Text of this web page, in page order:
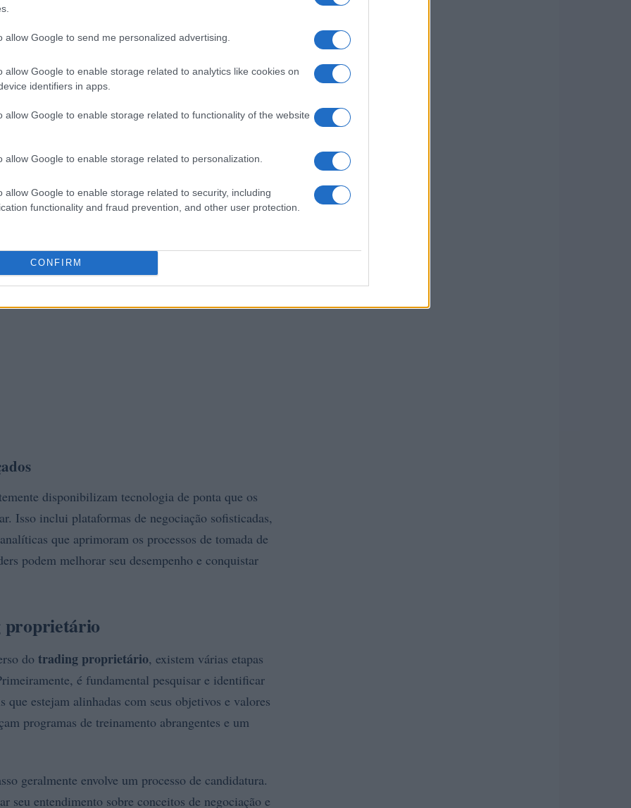
allow Google to send me personalized advertising.
allow Google to enable storage related to analytics like cookies on
identifiers in apps.
allow Google to enable storage related to functionality of the website
allow Google to enable storage related to personalization.
allow Google to enable storage related to security, including
functionality and fraud prevention, and other user protection.
CONFIRM
pessoal
de uma empresa proprietária é a redução do
o seu próprio dinheiro, podem concentrar-se no
o receio de perder as suas economias pessoais.
riscos calculados, o que pode resultar em retornos
disponibilizam tecnologia de ponta que os
Isso inclui plataformas de negociação sofisticadas,
que aprimoram os processos de tomada de
podem melhorar seu desempenho e conquistar
proprietário
do trading proprietário, existem várias etapas
é fundamental pesquisar e identificar
que estejam alinhadas com seus objetivos e valores
programas de treinamento abrangentes e um
geralmente envolve um processo de candidatura.
seu entendimento sobre conceitos de negociação e